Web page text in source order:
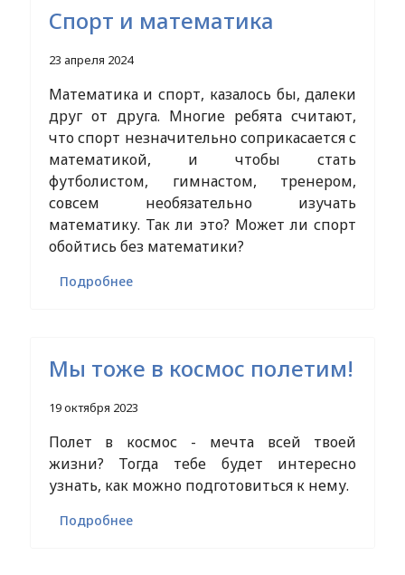
Спорт и математика
23 апреля 2024
Математика и спорт, казалось бы, далеки
друг от друга. Многие ребята считают,
что спорт незначительно соприкасается с
математикой, и чтобы стать
футболистом, гимнастом, тренером,
совсем необязательно изучать
математику. Так ли это? Может ли спорт
обойтись без математики?
Подробнее
Мы тоже в космос полетим!
19 октября 2023
Полет в космос - мечта всей твоей
жизни? Тогда тебе будет интересно
узнать, как можно подготовиться к нему.
Подробнее